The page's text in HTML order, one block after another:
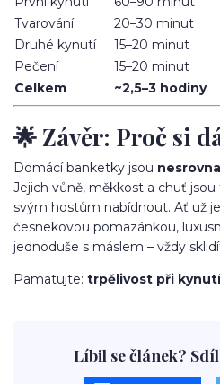
Tvarování
20–30 minut
Druhé kynutí
15–20 minut
Pečení
15–20 minut
Celkem
~2,5–3 hodiny
🌟 Závěr: Proč si
Domácí banketky jsou
Jejich vůně, měkkost a chuť
svým hostům nabídnout. Ať už
česnekovou pomazánkou,
jednoduše s máslem – vždy
Pamatujte: trpělivost při
Líbil se článek?